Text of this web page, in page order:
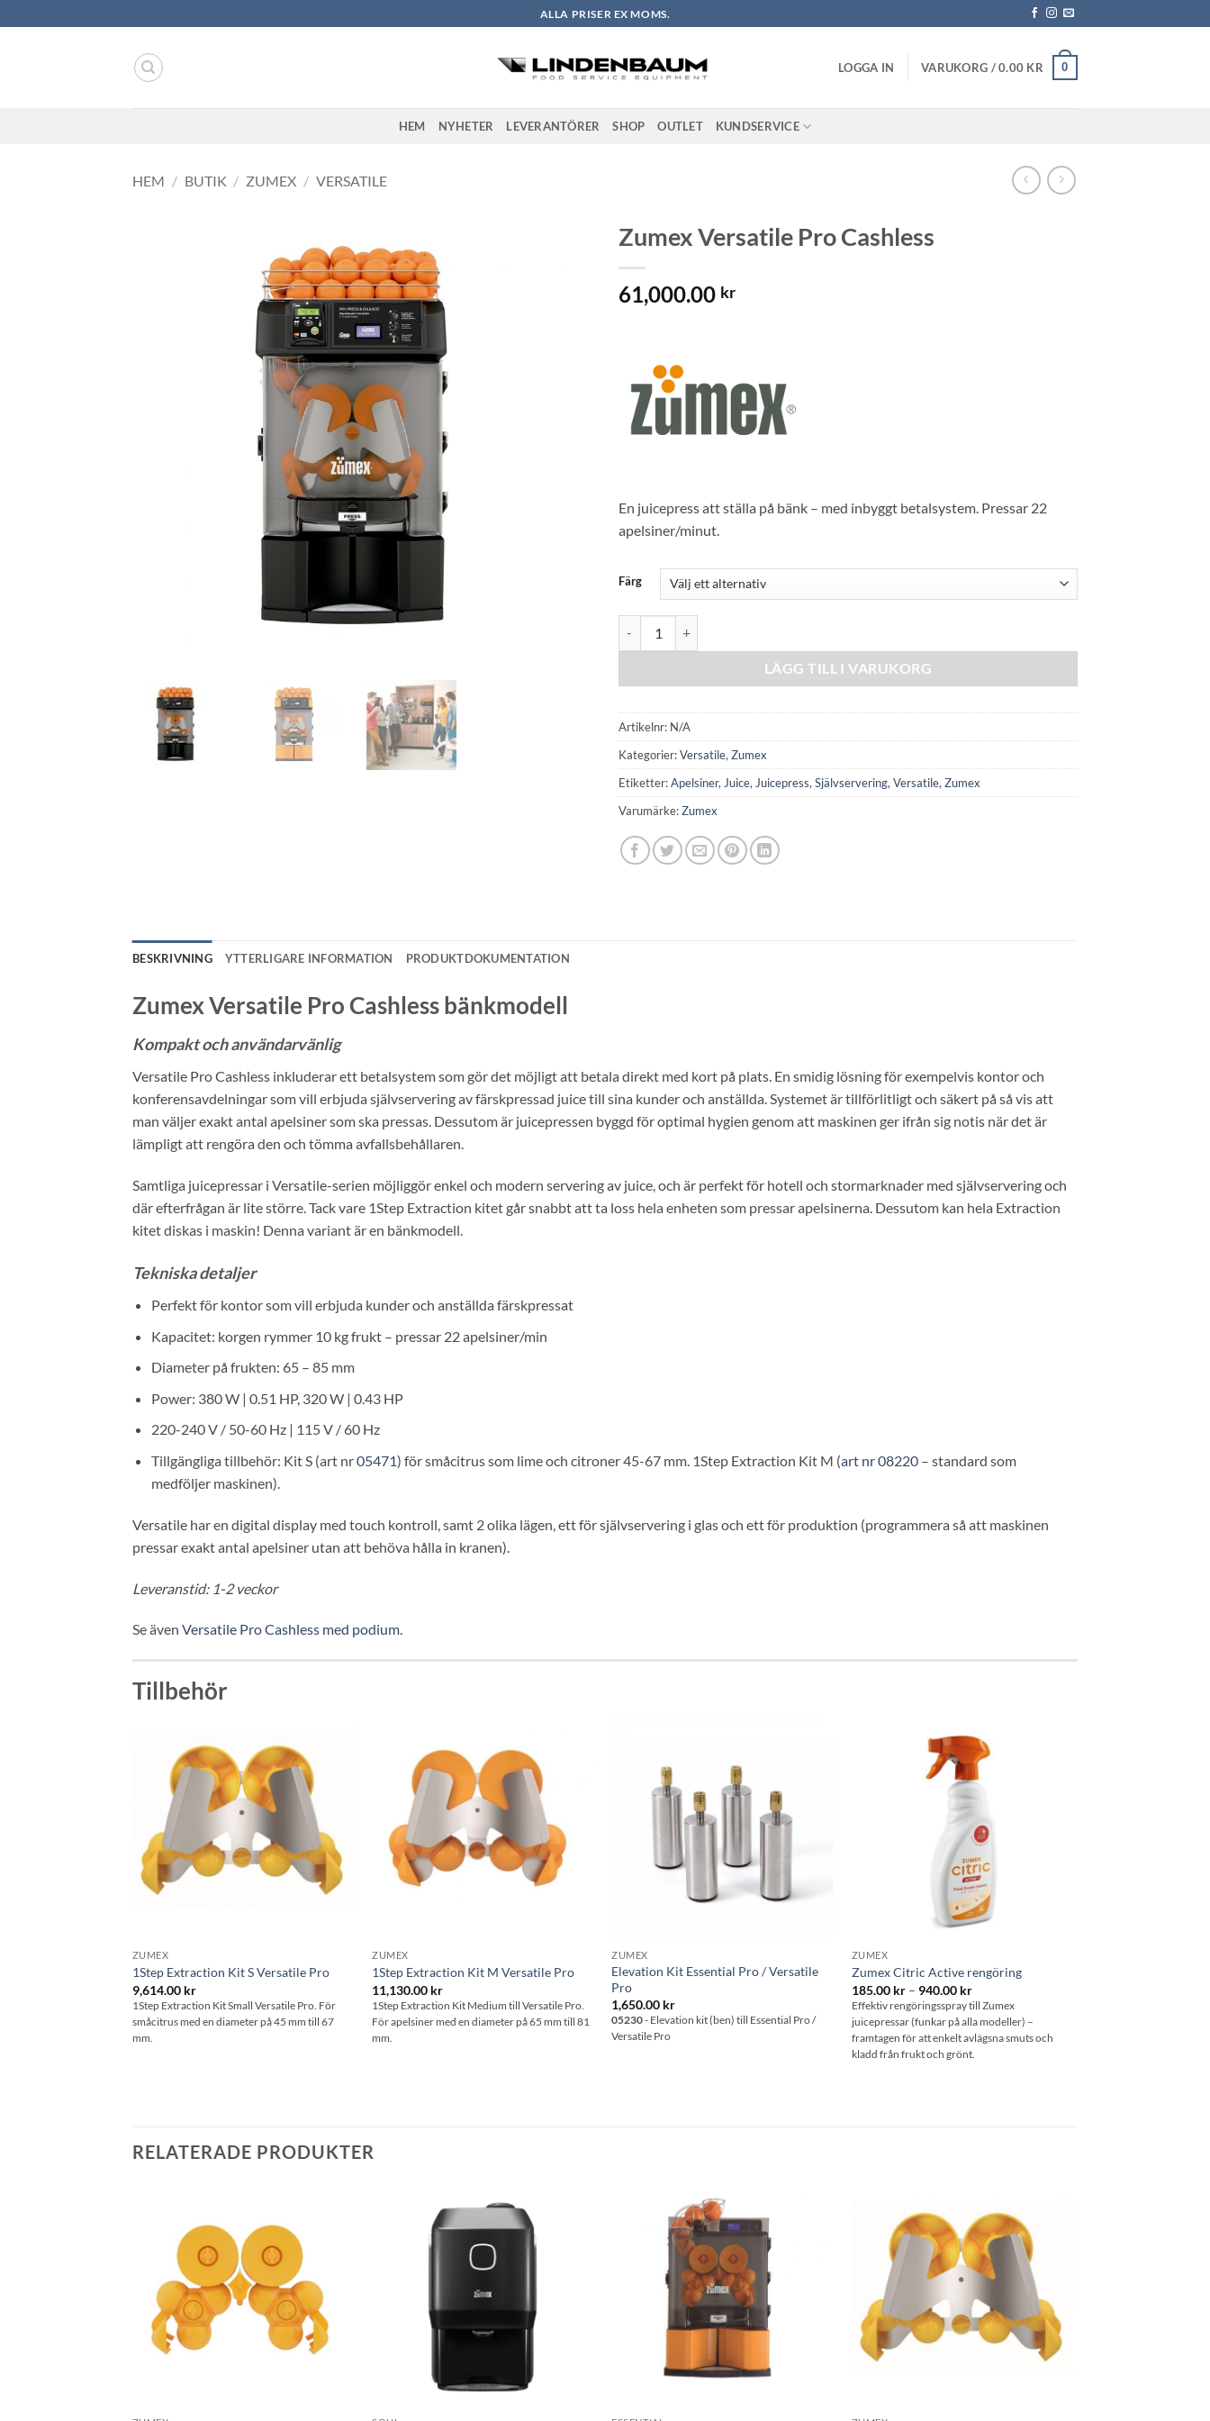
to
ALLA PRISER EX MOMS.
LOGGA IN VARUKORG /0.00 KR 0
HEM NYHETER LEVERANTÖRER SHOP OUTLET KUNDSERVICE
HEM / BUTIK / ZUMEX / VERSATILE
Zumex Versatile Pro Cashless
61,000.00 kr
En juicepress att ställa på bänk – med inbyggt betalsystem. Pressar 22
apelsiner/minut.
Färg
LÄGG TILL I VARUKORG
Artikelnr: N/A
Kategorier:Versatile, Zumex
Etiketter:Apelsiner, Juice, Juicepress, Självservering, Versatile, Zumex
Varumärke:Zumex
BESKRIVNING YTTERLIGARE INFORMATION PRODUKTDOKUMENTATION
Zumex Versatile Pro Cashless bänkmodell
Kompakt och användarvänlig
Versatile Pro Cashless inkluderar ett betalsystem som gör det möjligt att betala direkt med kort på plats. En smidig lösning för exempelvis kontor och
konferensavdelningar som vill erbjuda självservering av färskpressad juice till sina kunder och anställda. Systemet är tillförlitligt och säkert på så vis att
man väljer exakt antal apelsiner som ska pressas. Dessutom är juicepressen byggd för optimal hygien genom att maskinen ger ifrån sig notis när det är
lämpligt att rengöra den och tömma avfallsbehållaren.
Samtliga juicepressar i Versatile-serien möjliggör enkel och modern servering av juice, och är perfekt för hotell och stormarknader med självservering och
där efterfrågan är lite större. Tack vare 1Step Extraction kitet går snabbt att ta loss hela enheten som pressar apelsinerna. Dessutom kan hela Extraction
kitet diskas i maskin! Denna variant är en bänkmodell.
Tekniska detaljer
Perfekt för kontor som vill erbjuda kunder och anställda färskpressat
Kapacitet: korgen rymmer 10 kg frukt – pressar 22 apelsiner/min
Diameter på frukten: 65 – 85 mm
Power: 380 W | 0.51 HP, 320 W | 0.43 HP
220-240 V / 50-60 Hz | 115 V / 60 Hz
Tillgängliga tillbehör: Kit S (art nr05471) för småcitrus som lime och citroner 45-67 mm. 1Step Extraction Kit M (art nr 08220– standard som
medföljer maskinen).
Versatile har en digital display med touch kontroll, samt 2 olika lägen, ett för självservering i glas och ett för produktion (programmera så att maskinen
pressar exakt antal apelsiner utan att behöva hålla in kranen).
Leveranstid: 1-2 veckor
Se även Versatile Pro Cashless med podium.
Tillbehör
Lägg till i
önskelistan
ZUMEX
1Step Extraction Kit S Versatile Pro
9,614.00 kr
1Step Extraction Kit Small Versatile Pro. För
småcitrus med en diameter på 45 mm till 67
mm.
Lägg till i
önskelistan
ZUMEX
1Step Extraction Kit M Versatile Pro
11,130.00 kr
1Step Extraction Kit Medium till Versatile Pro.
För apelsiner med en diameter på 65 mm till 81
mm.
ZUMEX
Elevation Kit Essential Pro / Versatile
Pro
1,650.00 kr
05230- Elevation kit (ben) till Essential Pro /
Versatile Pro
ZUMEX
Zumex Citric Active rengöring
185.00 kr – 940.00 krPrisintervall:
185.00 kr
till
940.00 kr
Effektiv rengöringsspray till Zumex
juicepressar (funkar på alla modeller) –
framtagen för att enkelt avlägsna smuts och
kladd från frukt och grönt.
RELATERADE PRODUKTER
Lägg till i
önskelistan
Lägg till i
önskelistan
önskelistan
Lägg till i
önskelistan